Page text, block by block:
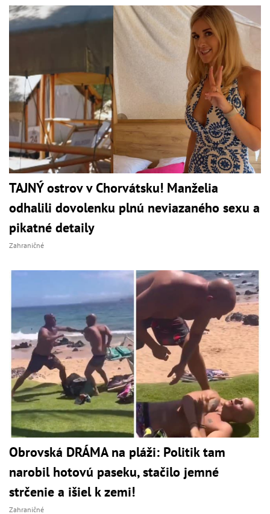
TAJNÝ ostrov v Chorvátsku! Manželia
odhalili dovolenku plnú neviazaného sexu a
pikatné detaily
Zahraničné
Obrovská DRÁMA na pláži: Politik tam
narobil hotovú paseku, stačilo jemné
strčenie a išiel k zemi!
Zahraničné